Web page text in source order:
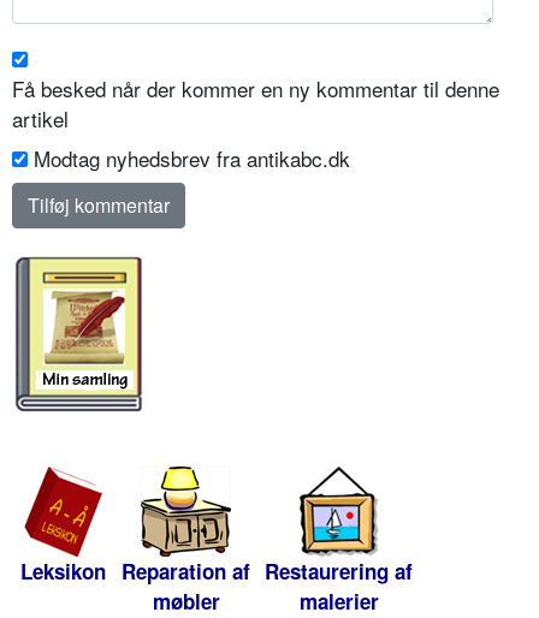
Få besked når der kommer en ny kommentar til denne
artikel
Modtag nyhedsbrev fra antikabc.dk
Leksikon Reparation af
møbler
Restaurering af
malerier